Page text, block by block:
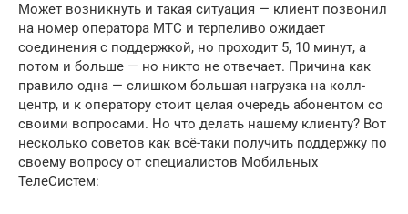
Может возникнуть и такая ситуация — клиент позвонил
на номер оператора МТС и терпеливо ожидает
соединения с поддержкой, но проходит 5, 10 минут, а
потом и больше — но никто не отвечает. Причина как
правило одна — слишком большая нагрузка на колл-
центр, и к оператору стоит целая очередь абонентом со
своими вопросами. Но что делать нашему клиенту? Вот
несколько советов как всё-таки получить поддержку по
своему вопросу от специалистов Мобильных
ТелеСистем: